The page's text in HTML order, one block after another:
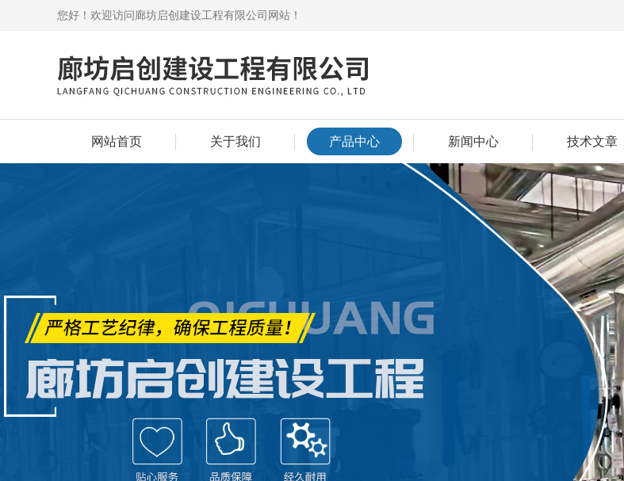
您好！欢迎访问廊坊启创建设工程有限公司网站！
网站首页 关于我们 产品中心 新闻中心 技术文章